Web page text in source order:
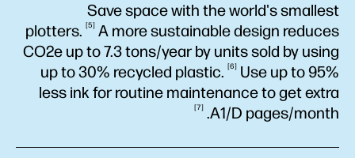
Save space with the world's smallest
plotters.
5
A more sustainable design reduces
CO2e up to 7.3 tons/year by units sold by using
up to 30% recycled plastic. 6
Use up to 95%
less ink for routine maintenance to get extra
A1/D pages/month.
7